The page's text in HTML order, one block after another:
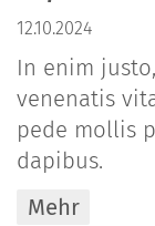
12.10.2024
In enim
venenatis
pede mollis
dapibus.
Mehr